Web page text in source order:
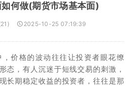
何做(期货市场基本面)
2025-10-25 07:19:39
价格的波动往往让投资者眼花缭
态，有人沉迷于短线交易的刺激，
长期稳定收益的投资者，往往是那